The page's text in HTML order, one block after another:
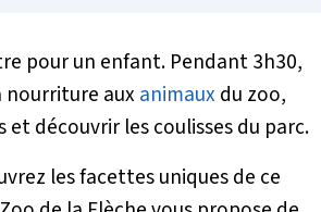
pour un enfant. Pendant 3h30,
nourriture aux animaux du zoo,
découvrir les coulisses du parc.
les facettes uniques de ce